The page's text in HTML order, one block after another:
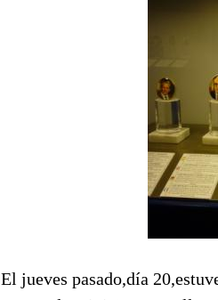
El jueves pasado,día